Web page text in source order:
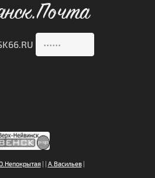
| | А.Васильев|